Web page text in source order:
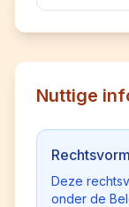
Nuttige
Deze
onder de